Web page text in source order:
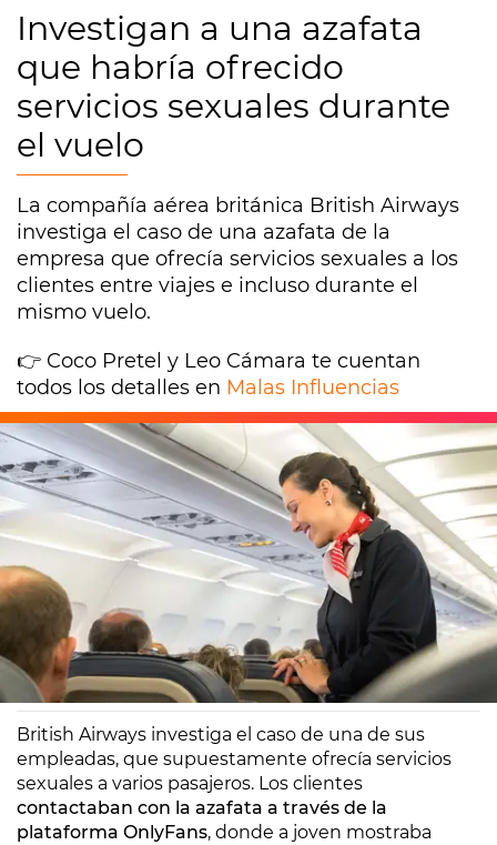
Investigan a una azafata
que habría ofrecido
servicios sexuales durante
el vuelo
La compañía aérea británica British Airways
investiga el caso de una azafata de la
empresa que ofrecía servicios sexuales a los
clientes entre viajes e incluso durante el
mismo vuelo.
👉 Coco Pretel y Leo Cámara te cuentan
todos los detalles en Malas Influencias
Europa FM
Madrid 01/12/2020 18:07
British Airways investiga el caso de una de sus
empleadas, que supuestamente ofrecía servicios
sexuales a varios pasajeros. Los clientes
contactaban con la azafata a través de la
plataforma OnlyFans, donde a joven mostraba